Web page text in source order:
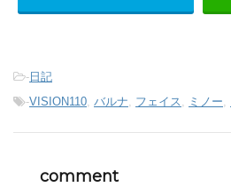
-日記
-VISION110 バルナ フェイス ミノー
comment